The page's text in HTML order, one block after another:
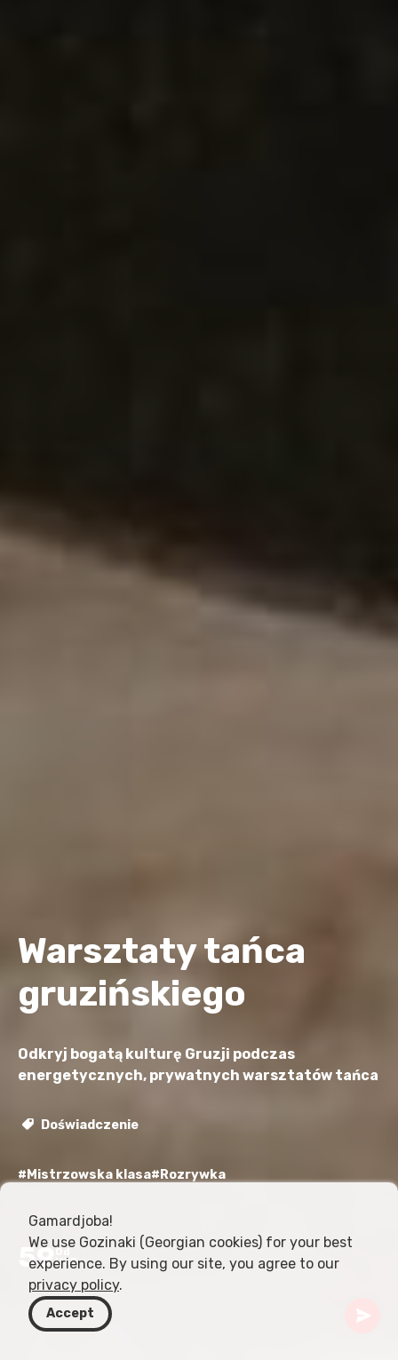
Warsztaty tańca
gruzińskiego
Odkryj bogatą kulturę Gruzji podczas
energetycznych, prywatnych warsztatów tańca
Doświadczenie
#Mistrzowska klasa#Rozrywka
59USD
Gamardjoba!
We use Gozinaki (Georgian cookies) for your best
experience. By using our site, you agree to our
privacy policy.
Accept